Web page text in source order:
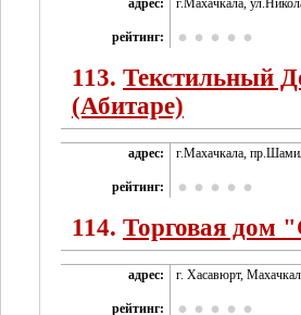
адрес: г.Махачкала,
рейтинг:
113. Текстильный
(Абитаре)
адрес: г.Махачкала,
рейтинг:
114. Торговая дом
адрес: г. Хасавюрт,
рейтинг: